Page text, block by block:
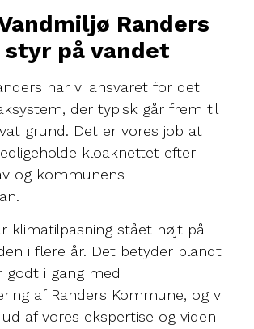
Randers
på vandet
har vi ansvaret for det
der typisk går frem til
grund. Det er vores job at
kloaknettet efter
og kommunens
klimatilpasning stået højt på
i flere år. Det betyder blandt
godt i gang med
af Randers Kommune, og vi
af vores ekspertise og viden